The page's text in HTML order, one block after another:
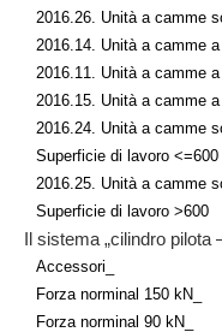
2016.26. Unità a camme
2016.14. Unità a camme
2016.11. Unità a camme
2016.15. Unità a camme
2016.24. Unità a camme
Superficie di lavoro <=600
2016.25. Unità a camme
Superficie di lavoro >600
Il sistema „cilindro pilota
Accessori_
Forza norminal 150 kN_
Forza norminal 90 kN_